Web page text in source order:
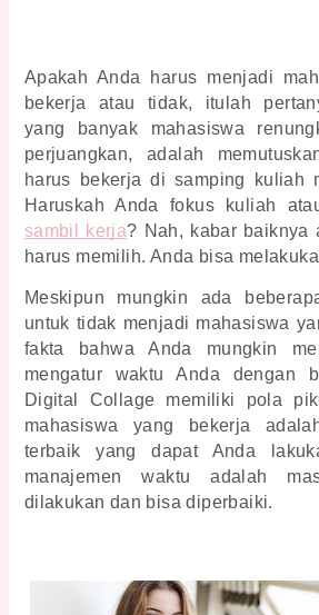
Apakah Anda harus menjadi
bekerja atau tidak, itulah
yang banyak mahasiswa
perjuangkan, adalah
harus bekerja di samping kuliah
Haruskah Anda fokus kuliah
sambil kerja? Nah, kabar baiknya
harus memilih. Anda bisa
Meskipun mungkin ada
untuk tidak menjadi mahasiswa
fakta bahwa Anda mungkin
mengatur waktu Anda dengan
Digital Collage memiliki pola
mahasiswa yang bekerja
terbaik yang dapat Anda
manajemen waktu adalah
dilakukan dan bisa diperbaiki.